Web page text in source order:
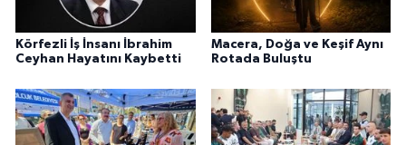
Körfezli İş İnsanı İbrahim
Ceyhan Hayatını Kaybetti
Macera, Doğa ve Keşif Aynı
Rotada Buluştu